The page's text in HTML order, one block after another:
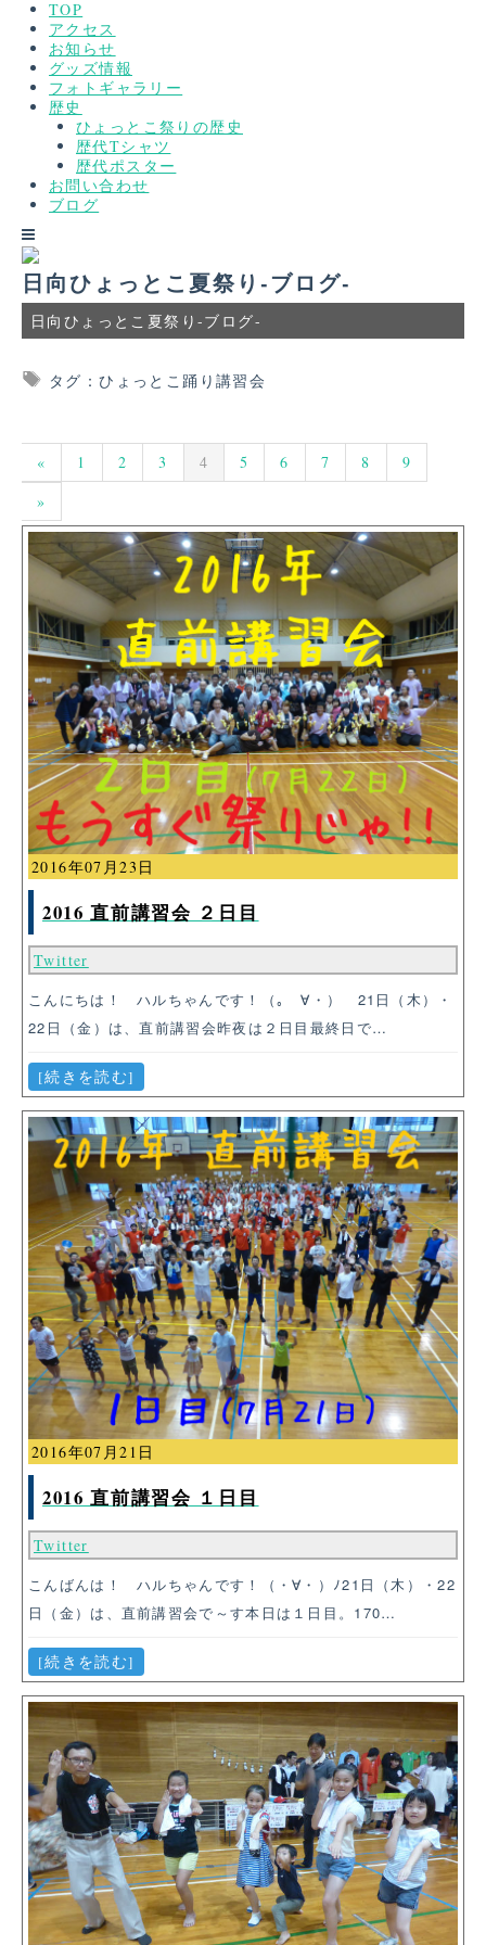
TOP
アクセス
お知らせ
グッズ情報
フォトギャラリー
歴史
ひょっとこ祭りの歴史
歴代Tシャツ
歴代ポスター
お問い合わせ
ブログ
日向ひょっとこ夏祭り-ブログ-
日向ひょっとこ夏祭り-ブログ-
タグ：ひょっとこ踊り講習会
« 1 2 3 4 5 6 7 8
9
»
2016年07月23日
2016 直前講習会 ２日目
Twitter
こんにちは！ ハルちゃんです！（｡ゝ∀・）ゞ21日（木）・
22日（金）は、直前講習会昨夜は２日目最終日で…
[続きを読む]
2016年07月21日
2016 直前講習会 １日目
Twitter
こんばんは！ ハルちゃんです！（・∀・）ﾉ21日（木）・22
日（金）は、直前講習会で～す本日は１日目。170…
[続きを読む]